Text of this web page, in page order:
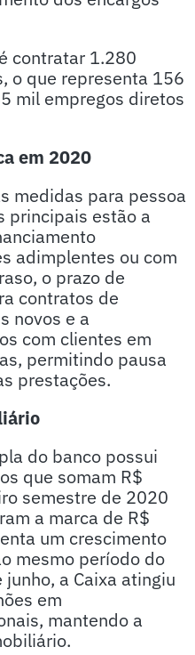
contratar 1.280
o que representa 156
mil empregos diretos
em 2020
medidas para pessoa
principais estão a
adimplentes ou com
o prazo de
contratos de
novos e a
com clientes em
permitindo pausa
prestações.
do banco possui
que somam R$
semestre de 2020
a marca de R$
um crescimento
mesmo período do
a Caixa atingiu
em
mantendo a